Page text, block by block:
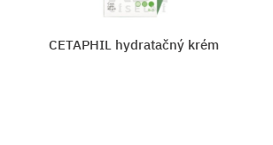
CETAPHIL hydratačný krém